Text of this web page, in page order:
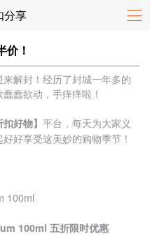
分享
！
解封！经历了封城一年多的
蠢欲动，手痒痒啦！
扣好物】 平台，每天为大家义
好享受这美妙的购物季节！
100ml
100ml 五折限时优惠